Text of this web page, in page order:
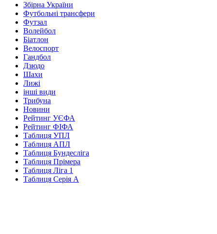
Збірна України
Футбольні трансфери
Футзал
Волейбол
Біатлон
Велоспорт
Гандбол
Дзюдо
Шахи
Лижі
інші види
Трибуна
Новини
Рейтинг УЄФА
Рейтинг ФІФА
Таблиця УПЛ
Таблиця АПЛ
Таблиця Бундесліга
Таблиця Прімера
Таблиця Ліга 1
Таблиця Серія А